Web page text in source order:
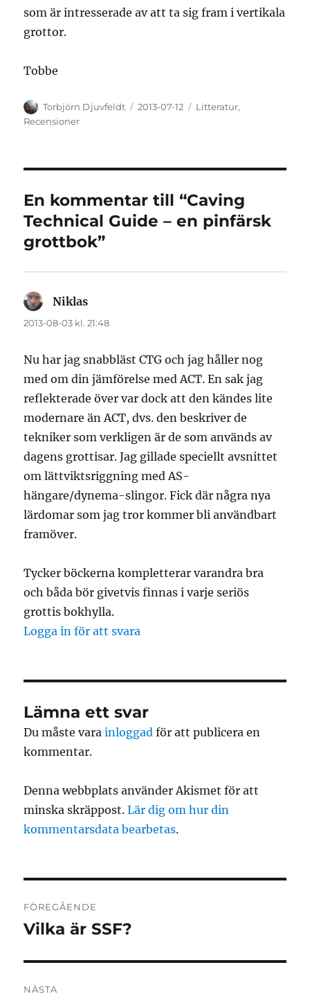
som är intresserade av att ta sig fram i vertikala
grottor.
Tobbe
Författare
Torbjörn Djuvfeldt
Publicerat
2013-07-12 Kategorier
Litteratur,
Recensioner
En kommentar till “Caving
Technical Guide – en pinfärsk
grottbok”
Niklas
2013-08-03 kl. 21:48
Nu har jag snabbläst CTG och jag håller nog
med om din jämförelse med ACT. En sak jag
reflekterade över var dock att den kändes lite
modernare än ACT, dvs. den beskriver de
tekniker som verkligen är de som används av
dagens grottisar. Jag gillade speciellt avsnittet
om lättviktsriggning med AS-
hängare/dynema-slingor. Fick där några nya
lärdomar som jag tror kommer bli användbart
framöver.
Tycker böckerna kompletterar varandra bra
och båda bör givetvis finnas i varje seriös
grottis bokhylla.
Logga in för att svara
Lämna ett svar
Du måste varainloggad för att publicera en
kommentar.
Denna webbplats använder Akismet för att
minska skräppost.Lär dig om hur din
kommentarsdata bearbetas.
FÖREGÅENDE
Föregående
Vilka är SSF?
NÄSTA